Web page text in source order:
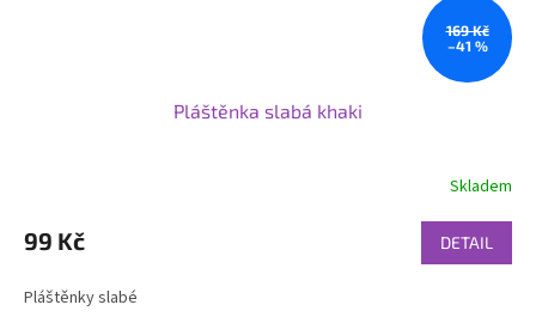
169 Kč
–41 %
Pláštěnka slabá khaki
Skladem
99 Kč DETAIL
Pláštěnky slabé